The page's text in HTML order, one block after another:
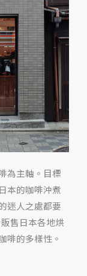
為主軸。目標
本的咖啡沖煮
迷人之處都要
售日本各地烘
啡的多樣性。